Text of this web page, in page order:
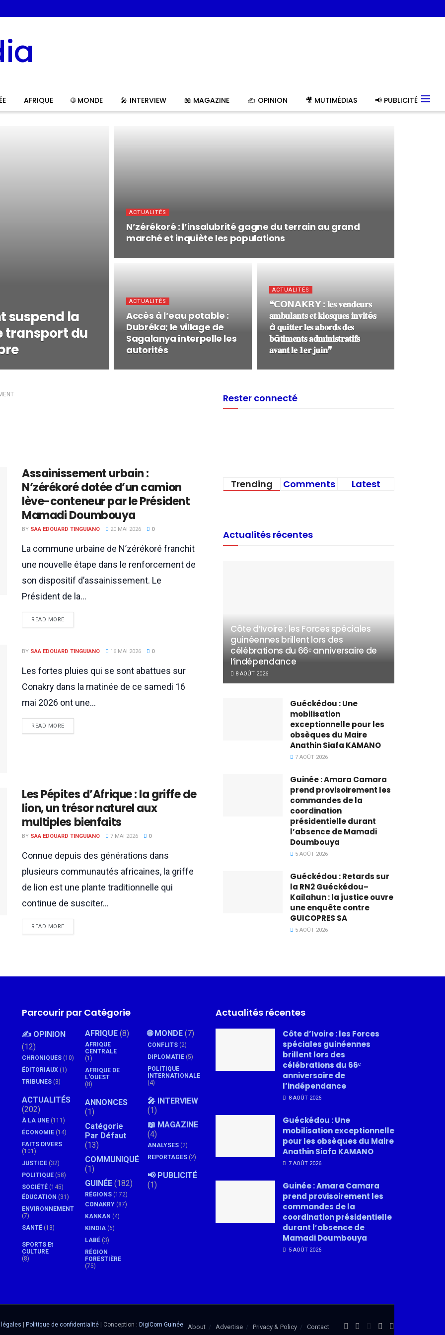
AFRIQUE 🌐 MONDE 🎤 INTERVIEW 📖 MAGAZINE ✍️ OPINION 🎥 MUTIMÉDIAS 📢 PUBLICITÉ
suspend la
transport du
ACTUALITÉS
N’zérékoré : l’insalubrité gagne du terrain au grand
marché et inquiète les populations
ACTUALITÉS
Accès à l’eau potable :
Dubréka; le village de
Sagalanya interpelle les
autorités
ACTUALITÉS
❝𝗖𝗢𝗡𝗔𝗞𝗥𝗬 : 𝐥𝐞𝐬 𝐯𝐞𝐧𝐝𝐞𝐮𝐫𝐬
𝐚𝐦𝐛𝐮𝐥𝐚𝐧𝐭𝐬 𝐞𝐭 𝐤𝐢𝐨𝐬𝐪𝐮𝐞𝐬 𝐢𝐧𝐯𝐢𝐭é𝐬
à 𝐪𝐮𝐢𝐭𝐭𝐞𝐫 𝐥𝐞𝐬 𝐚𝐛𝐨𝐫𝐝𝐬 𝐝𝐞𝐬
𝐛â𝐭𝐢𝐦𝐞𝐧𝐭𝐬 𝐚𝐝𝐦𝐢𝐧𝐢𝐬𝐭𝐫𝐚𝐭𝐢𝐟𝐬
𝐚𝐯𝐚𝐧𝐭 𝐥𝐞 𝟏𝐞𝐫 𝐣𝐮𝐢𝐧❞
Assainissement urbain :
N’zérékoré dotée d’un camion
lève-conteneur par le Président
Mamadi Doumbouya
BY SAA EDOUARD TINGUIANO 20 MAI 2026 0
La commune urbaine de N’zérékoré franchit
une nouvelle étape dans le renforcement de
son dispositif d’assainissement. Le
Président de la...
READ MORE
BY SAA EDOUARD TINGUIANO 16 MAI 2026 0
Les fortes pluies qui se sont abattues sur
Conakry dans la matinée de ce samedi 16
mai 2026 ont une...
READ MORE
Les Pépites d’Afrique : la griffe de
lion, un trésor naturel aux
multiples bienfaits
BY SAA EDOUARD TINGUIANO 7 MAI 2026 0
Connue depuis des générations dans
plusieurs communautés africaines, la griffe
de lion est une plante traditionnelle qui
continue de susciter...
READ MORE
Rester connecté
Trending Comments Latest
Actualités récentes
Côte d’Ivoire : les Forces spéciales
guinéennes brillent lors des
célébrations du 66ᵉ anniversaire de
l’indépendance
8 AOÛT 2026
Guéckédou : Une
mobilisation
exceptionnelle pour les
obsèques du Maire
Anathin Siafa KAMANO
7 AOÛT 2026
Guinée : Amara Camara
prend provisoirement les
commandes de la
coordination
présidentielle durant
l’absence de Mamadi
Doumbouya
5 AOÛT 2026
Guéckédou : Retards sur
la RN2 Guéckédou–
Kailahun : la justice ouvre
une enquête contre
GUICOPRES SA
5 AOÛT 2026
Parcourir par Catégorie
✍️ OPINION
(12)
CHRONIQUES (10)
ÉDITORIAUX (1)
TRIBUNES (3)
ACTUALITÉS
(202)
À LA UNE (111)
ÉCONOMIE (14)
FAITS DIVERS
(101)
JUSTICE (32)
POLITIQUE (58)
SOCIÉTÉ (145)
ÉDUCATION (31)
ENVIRONNEMENT
(7)
SANTÉ (13)
SPORTS Et
CULTURE
(8)
AFRIQUE(8)
AFRIQUE
CENTRALE
(1)
AFRIQUE DE
L'OUEST
(8)
ANNONCES
(1)
Catégorie
Par Défaut
(13)
COMMUNIQUÉ
(1)
GUINÉE(182)
RÉGIONS(172)
CONAKRY(87)
KANKAN (4)
KINDIA(6)
LABÉ(3)
RÉGION
FORESTIÈRE
(75)
🌐 MONDE (7)
CONFLITS (2)
DIPLOMATIE (5)
POLITIQUE
INTERNATIONALE
(4)
🎤 INTERVIEW
(1)
📖 MAGAZINE
(4)
ANALYSES (2)
REPORTAGES (2)
📢 PUBLICITÉ
(1)
Actualités récentes
Côte d’Ivoire : les Forces
spéciales guinéennes
brillent lors des
célébrations du 66ᵉ
anniversaire de
l’indépendance
8 AOÛT 2026
Guéckédou : Une
mobilisation exceptionnelle
pour les obsèques du Maire
Anathin Siafa KAMANO
7 AOÛT 2026
Guinée : Amara Camara
prend provisoirement les
commandes de la
coordination présidentielle
durant l’absence de
Mamadi Doumbouya
5 AOÛT 2026
About Advertise Privacy & Policy Contact
| Politique de confidentialité | Conception : DigiCom Guinée